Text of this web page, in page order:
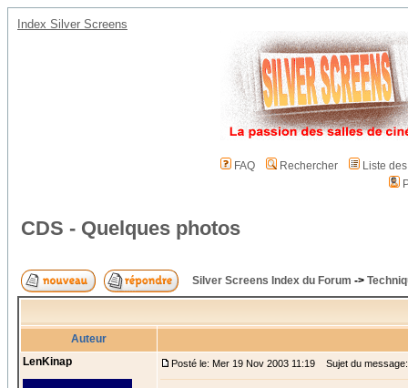
Index Silver Screens
FAQ Rechercher
Liste
CDS - Quelques photos
Silver Screens Index du Forum ->
Auteur
LenKinap
Posté le: Mer 19 Nov 2003 11:19 Sujet du